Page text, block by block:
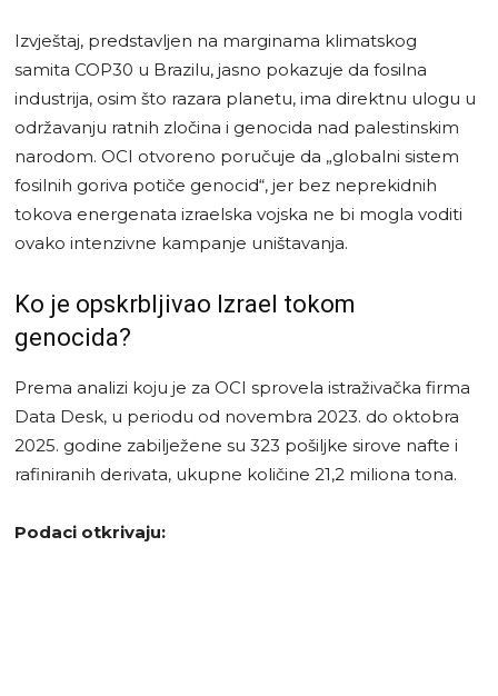
Izvještaj, predstavljen na marginama klimatskog
samita COP30 u Brazilu, jasno pokazuje da fosilna
industrija, osim što razara planetu, ima direktnu ulogu u
održavanju ratnih zločina i genocida nad palestinskim
narodom. OCI otvoreno poručuje da „globalni sistem
fosilnih goriva potiče genocid“, jer bez neprekidnih
tokova energenata izraelska vojska ne bi mogla voditi
ovako intenzivne kampanje uništavanja.
Ko je opskrbljivao Izrael tokom
genocida?
Prema analizi koju je za OCI sprovela istraživačka firma
Data Desk, u periodu od novembra 2023. do oktobra
2025. godine zabilježene su 323 pošiljke sirove nafte i
rafiniranih derivata, ukupne količine 21,2 miliona tona.
Podaci otkrivaju: